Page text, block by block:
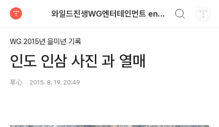
와일드진생WG엔터테인먼트 entertainment
WG 2015년 을미년 기록
인도 인삼 사진 과 열매
草心 2015. 8. 19. 20:49